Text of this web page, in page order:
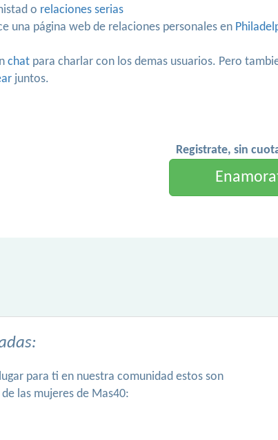
o relaciones serias
una página web de relaciones personales en
chat para charlar con los demas usuarios. Pero
juntos.
Registrate, sin
para ti en nuestra comunidad estos son
de las mujeres de Mas40: